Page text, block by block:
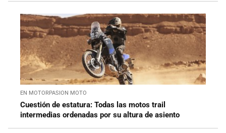
EN MOTORPASION MOTO
Cuestión de estatura: Todas las motos trail
intermedias ordenadas por su altura de asiento